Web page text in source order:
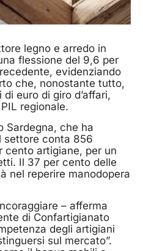
legno e arredo in
flessione del 9,6 per
evidenziando
che, nonostante tutto,
euro di giro d’affari,
regionale.
Sardegna, che ha
settore conta 856
cento artigiane, per un
Il 37 per cento delle
nel reperire manodopera
– afferma
di Confartigianato
degli artigiani
sul mercato”.